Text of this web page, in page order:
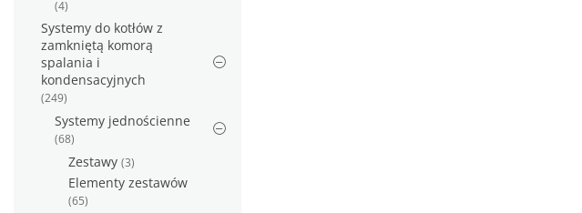
(4)
Systemy do kotłów z
zamkniętą komorą
spalania i
kondensacyjnych
(249)
Systemy jednościenne
(68)
Zestawy (3)
Elementy zestawów
(65)